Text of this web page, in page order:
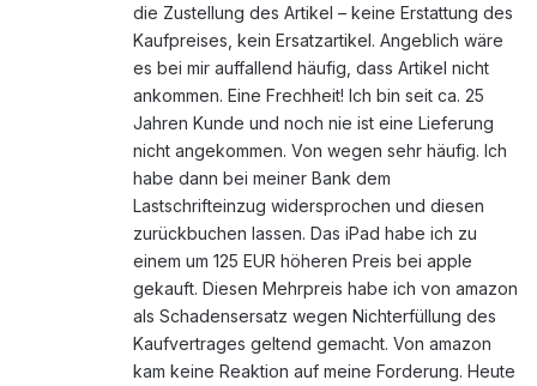
die Zustellung des Artikel – keine Erstattung des
Kaufpreises, kein Ersatzartikel. Angeblich wäre
es bei mir auffallend häufig, dass Artikel nicht
ankommen. Eine Frechheit! Ich bin seit ca. 25
Jahren Kunde und noch nie ist eine Lieferung
nicht angekommen. Von wegen sehr häufig. Ich
habe dann bei meiner Bank dem
Lastschrifteinzug widersprochen und diesen
zurückbuchen lassen. Das iPad habe ich zu
einem um 125 EUR höheren Preis bei apple
gekauft. Diesen Mehrpreis habe ich von amazon
als Schadensersatz wegen Nichterfüllung des
Kaufvertrages geltend gemacht. Von amazon
kam keine Reaktion auf meine Forderung. Heute